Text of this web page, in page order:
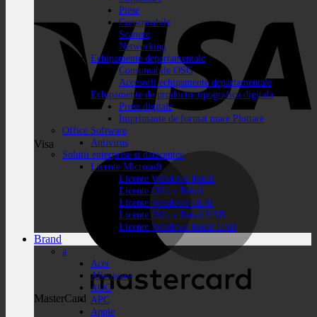
Visa
MasterCard
Piese
Consumabile
Scanere
Networking
Echipamente departamentale
Consumabile OSG
Accesorii echipamente departamentale
Echipamente de productie tipografica digitala
Prese digitale
Imprimante de format mare Plottare
Office Software
Antivirus
Solutii enterprise si datacenter
Licente Microsoft
Licente Windows Retail
Licente Office Retail
Licente Windows OEM
Licente Office Retail ESD
Licente Windows Retail ESD
Brand
a
Acer
Alienware
AOC
APC
Apple